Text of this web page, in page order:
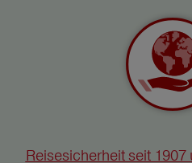
Reisesicherheit seit